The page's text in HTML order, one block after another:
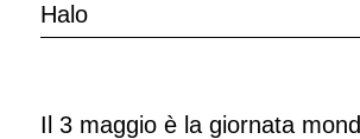
Halo
Il 3 maggio è la giornata